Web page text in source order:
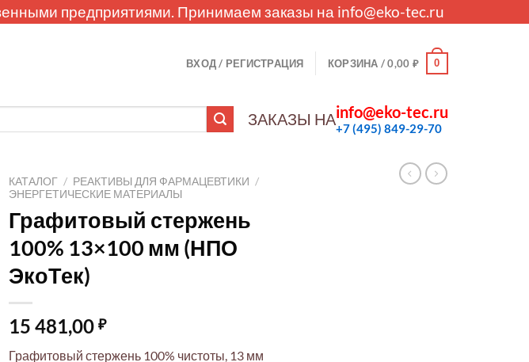
предприятиями. Принимаем заказы на info@eko-tec.ru
ВХОД / РЕГИСТРАЦИЯ КОРЗИНА /0,00 ₽ 0
ЗАКАЗЫ НАinfo@eko-tec.ru
+7 (495) 849-29-70
КАТАЛОГ / РЕАКТИВЫ ДЛЯ ФАРМАЦЕВТИКИ /
ЭНЕРГЕТИЧЕСКИЕ МАТЕРИАЛЫ
Графитовый стержень
100% 13×100 мм (НПО
ЭкоТек)
15 481,00 ₽
Графитовый стержень 100% чистоты, 13 мм